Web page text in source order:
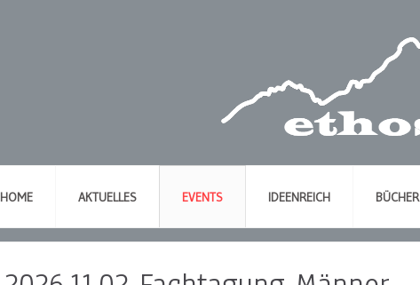
HOME AKTUELLES EVENTS IDEENREICH BÜCHER